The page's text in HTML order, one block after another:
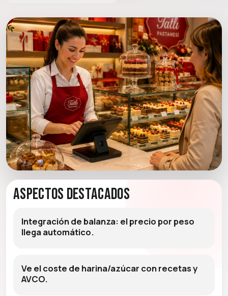
Aspectos destacados
Integración de balanza: el precio por peso
llega automático.
Ve el coste de harina/azúcar con recetas y
AVCO.